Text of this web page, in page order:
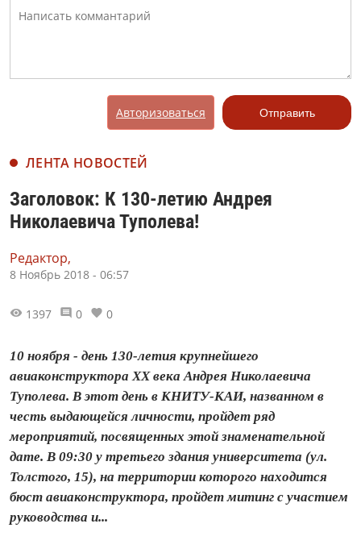
Авторизоваться Отправить
ЛЕНТА НОВОСТЕЙ
Заголовок: К 130-летию Андрея
Николаевича Туполева!
Редактор,
8 Ноябрь 2018 - 06:57
1397 0 0
10 ноября - день 130-летия крупнейшего
авиаконструктора XX века Андрея Николаевича
Туполева. В этот день в КНИТУ-КАИ, названном в
честь выдающейся личности, пройдет ряд
мероприятий, посвященных этой знаменательной
дате. В 09:30 у третьего здания университета (ул.
Толстого, 15), на территории которого находится
бюст авиаконструктора, пройдет митинг с участием
руководства и...